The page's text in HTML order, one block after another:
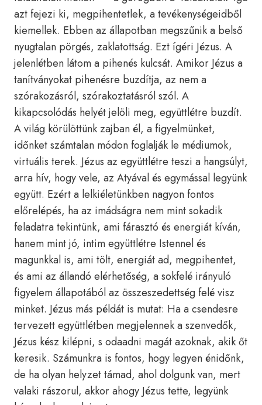
azt fejezi ki, megpihentetlek, a tevékenységeidből
kiemellek. Ebben az állapotban megszűnik a belső
nyugtalan pörgés, zaklatottság. Ezt ígéri Jézus. A
jelenlétben látom a pihenés kulcsát. Amikor Jézus a
tanítványokat pihenésre buzdítja, az nem a
szórakozásról, szórakoztatásról szól. A
kikapcsolódás helyét jelöli meg, együttlétre buzdít.
A világ körülöttünk zajban él, a figyelmünket,
időnket számtalan módon foglalják le médiumok,
virtuális terek. Jézus az együttlétre teszi a hangsúlyt,
arra hív, hogy vele, az Atyával és egymással legyünk
együtt. Ezért a lelkiéletünkben nagyon fontos
előrelépés, ha az imádságra nem mint sokadik
feladatra tekintünk, ami fárasztó és energiát kíván,
hanem mint jó, intim együttlétre Istennel és
magunkkal is, ami tölt, energiát ad, megpihentet,
és ami az állandó elérhetőség, a sokfelé irányuló
figyelem állapotából az összeszedettség felé visz
minket. Jézus más példát is mutat: Ha a csendesre
tervezett együttlétben megjelennek a szenvedők,
Jézus kész kilépni, s odaadni magát azoknak, akik őt
keresik. Számunkra is fontos, hogy legyen énidőnk,
de ha olyan helyzet támad, ahol dolgunk van, mert
valaki rászorul, akkor ahogy Jézus tette, legyünk